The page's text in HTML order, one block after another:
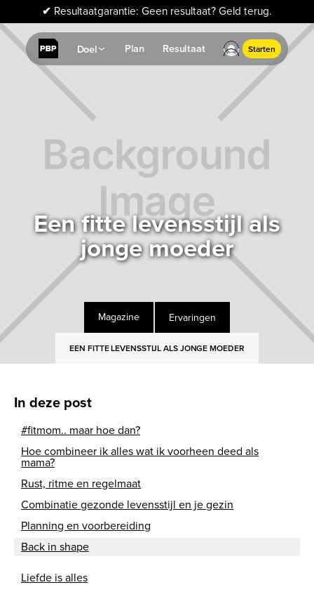
✔ Resultaatgarantie: Geen resultaat? Geld terug.
Doel Plan Resultaat Starten
Een fitte levensstijl als
jonge moeder
Magazine Ervaringen
EEN FITTE LEVENSSTIJL ALS JONGE MOEDER
In deze post
#fitmom.. maar hoe dan?
Hoe combineer ik alles wat ik voorheen deed als
mama?
Rust, ritme en regelmaat
Combinatie gezonde levensstijl en je gezin
Planning en voorbereiding
Back in shape
Liefde is alles